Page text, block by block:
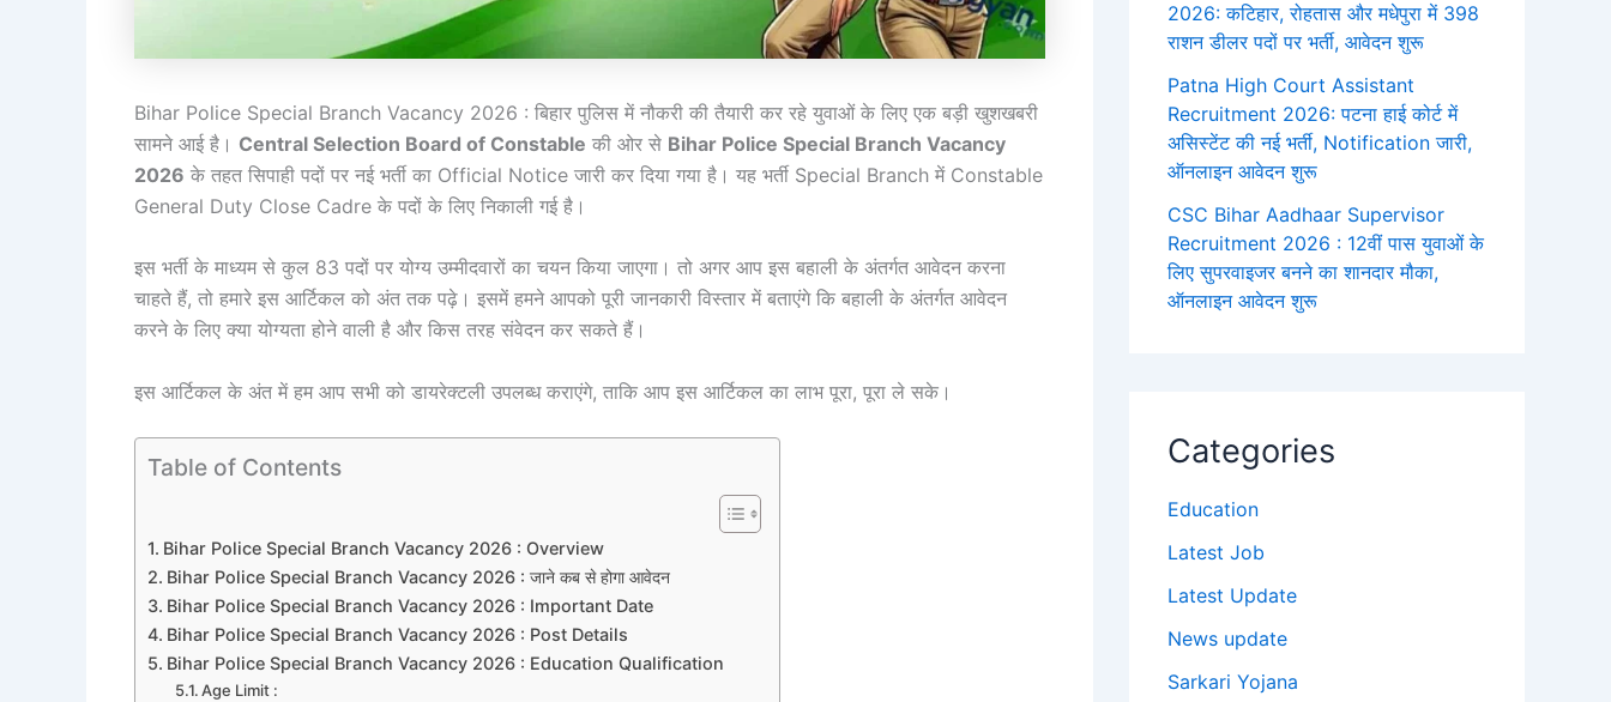
Bihar Police Special Branch Vacancy 2026 : बिहार पुलिस में नौकरी की तैयारी कर रहे युवाओं के लिए एक बड़ी खुशखबरी
सामने आई है। Central Selection Board of Constable की ओर से Bihar Police Special Branch Vacancy
2026 के तहत सिपाही पदों पर नई भर्ती का Official Notice जारी कर दिया गया है। यह भर्ती Special Branch में Constable
General Duty Close Cadre के पदों के लिए निकाली गई है।
इस भर्ती के माध्यम से कुल 83 पदों पर योग्य उम्मीदवारों का चयन किया जाएगा। तो अगर आप इस बहाली के अंतर्गत आवेदन करना
चाहते हैं, तो हमारे इस आर्टिकल को अंत तक पढ़े। इसमें हमने आपको पूरी जानकारी विस्तार में बताएंगे कि बहाली के अंतर्गत आवेदन
करने के लिए क्या योग्यता होने वाली है और किस तरह संवेदन कर सकते हैं।
इस आर्टिकल के अंत में हम आप सभी को डायरेक्टली उपलब्ध कराएंगे, ताकि आप इस आर्टिकल का लाभ पूरा, पूरा ले सके।
Table of Contents
Bihar Police Special Branch Vacancy 2026 : Overview
Bihar Police Special Branch Vacancy 2026 : जाने कब से होगा आवेदन
Bihar Police Special Branch Vacancy 2026 : Important Date
Bihar Police Special Branch Vacancy 2026 : Post Details
Bihar Police Special Branch Vacancy 2026 : Education Qualification
Age Limit :
2026: कटिहार, रोहतास और मधेपुरा में 398
राशन डीलर पदों पर भर्ती, आवेदन शुरू
Patna High Court Assistant
Recruitment 2026: पटना हाई कोर्ट में
असिस्टेंट की नई भर्ती, Notification जारी,
ऑनलाइन आवेदन शुरू
CSC Bihar Aadhaar Supervisor
Recruitment 2026 : 12वीं पास युवाओं के
लिए सुपरवाइजर बनने का शानदार मौका,
ऑनलाइन आवेदन शुरू
Categories
Education
Latest Job
Latest Update
News update
Sarkari Yojana